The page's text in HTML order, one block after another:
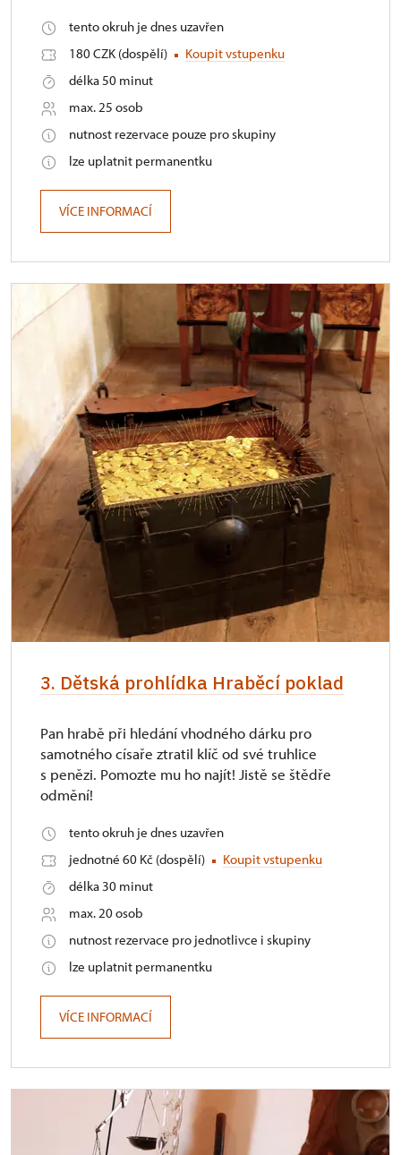
tento okruh je dnes uzavřen
180 CZK (dospělí)
Koupit vstupenku
délka 50 minut
max. 25 osob
nutnost rezervace pouze pro skupiny
lze uplatnit permanentku
VÍCE INFORMACÍ
3. Dětská prohlídka Hraběcí poklad
Pan hrabě při hledání vhodného dárku pro
samotného císaře ztratil klíč od své truhlice
s penězi. Pomozte mu ho najít! Jistě se štědře
odmění!
tento okruh je dnes uzavřen
jednotné 60 Kč (dospělí)
Koupit vstupenku
délka 30 minut
max. 20 osob
nutnost rezervace pro jednotlivce i skupiny
lze uplatnit permanentku
VÍCE INFORMACÍ